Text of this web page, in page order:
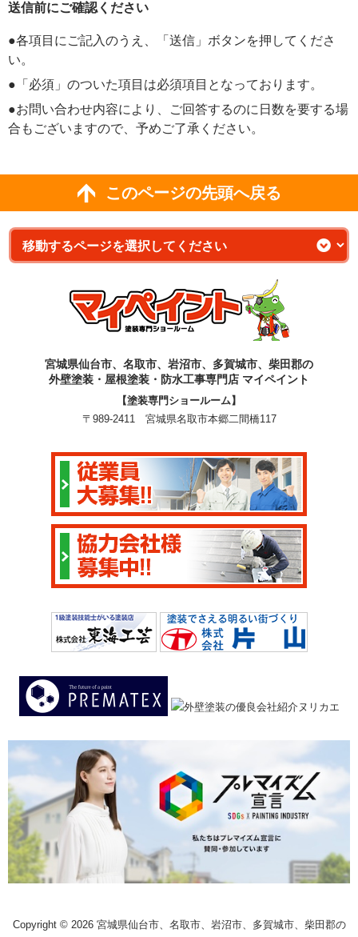
送信前にご確認ください
●各項目にご記入のうえ、「送信」ボタンを押してくださ
い。
●「必須」のついた項目は必須項目となっております。
●お問い合わせ内容により、ご回答するのに日数を要する場
合もございますので、予めご了承ください。
このページの先頭へ戻る
宮城県仙台市、名取市、岩沼市、多賀城市、柴田郡の
外壁塗装・屋根塗装・防水工事専門店 マイペイント
【塗装専門ショールーム】
〒989-2411 宮城県名取市本郷二間橋117
Copyright © 2026 宮城県仙台市、名取市、岩沼市、多賀城市、柴田郡の